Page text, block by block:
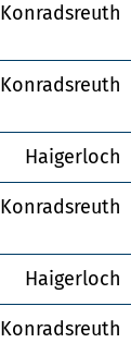
Konradsreuth
Konradsreuth
Haigerloch
Konradsreuth
Haigerloch
Konradsreuth